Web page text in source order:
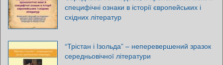
специфічні ознаки в історії європейських і
східних літератур
“Трістан і Ізольда” – неперевершений зразок
середньовічної літератури